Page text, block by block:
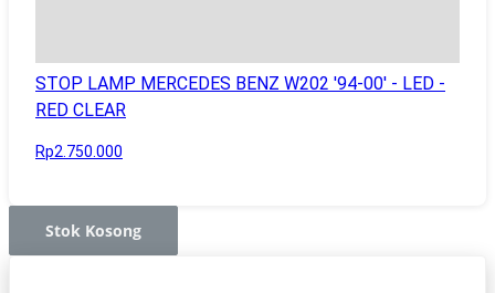
STOP LAMP MERCEDES BENZ W202 '94-00' - LED -
RED CLEAR
Rp2.750.000
Stok Kosong